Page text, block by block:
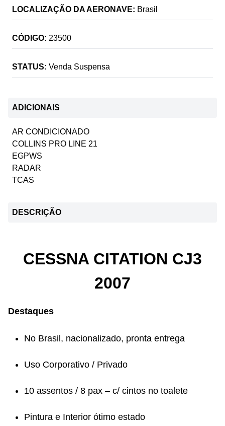
LOCALIZAÇÃO DA AERONAVE: Brasil
CÓDIGO: 23500
STATUS: Venda Suspensa
ADICIONAIS
AR CONDICIONADO
COLLINS PRO LINE 21
EGPWS
RADAR
TCAS
DESCRIÇÃO
CESSNA CITATION CJ3
2007
Destaques
No Brasil, nacionalizado, pronta entrega
Uso Corporativo / Privado
10 assentos / 8 pax – c/ cintos no toalete
Pintura e Interior ótimo estado